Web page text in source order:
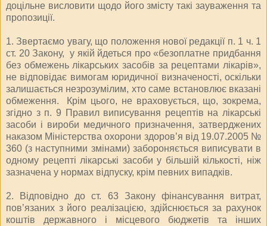
доцільне висловити щодо його змісту такі зауваження та
пропозиції.
1. Звертаємо увагу, що положення нової редакції п. 1 ч. 1
ст. 20 Закону, у якій йдеться про «безоплатне придбання
без обмежень лікарських засобів за рецептами лікарів»,
не відповідає вимогам юридичної визначеності, оскільки
залишається незрозумілим, хто саме встановлює вказані
обмеження. Крім цього, не враховується, що, зокрема,
згідно з п. 9 Правил виписування рецептів на лікарські
засоби і вироби медичного призначення, затверджених
наказом Міністерства охорони здоров’я від 19.07.2005 №
360 (з наступними змінами) забороняється виписувати в
одному рецепті лікарські засоби у більшій кількості, ніж
зазначена у нормах відпуску, крім певних випадків.
2. Відповідно до ст. 63 Закону фінансування витрат,
пов’язаних з його реалізацією, здійснюється за рахунок
коштів державного і місцевого бюджетів та інших